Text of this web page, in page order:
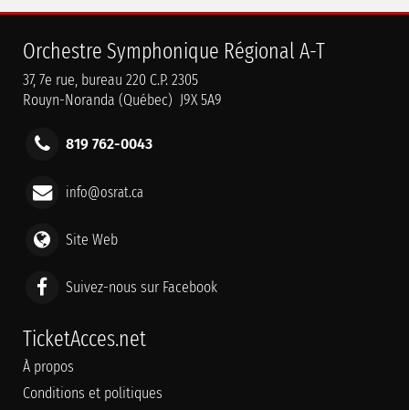
Orchestre Symphonique Régional A-T
37, 7e rue, bureau 220 C.P. 2305
Rouyn-Noranda (Québec) J9X 5A9
819 762-0043
info@osrat.ca
Site Web
Suivez-nous sur Facebook
TicketAcces.net
À propos
Conditions et politiques